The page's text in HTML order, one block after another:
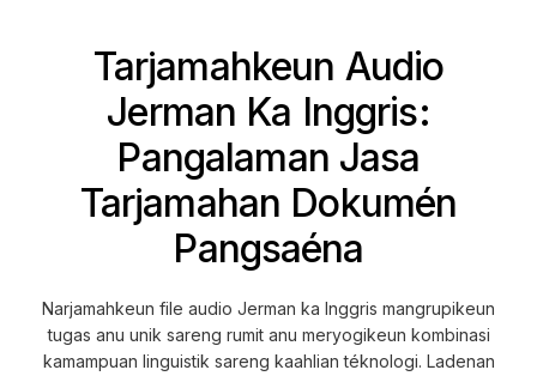
Tarjamahkeun Audio
Jerman Ka Inggris:
Pangalaman Jasa
Tarjamahan Dokumén
Pangsaéna
Narjamahkeun file audio Jerman ka Inggris mangrupikeun
tugas anu unik sareng rumit anu meryogikeun kombinasi
kamampuan linguistik sareng kaahlian téknologi. Ladenan